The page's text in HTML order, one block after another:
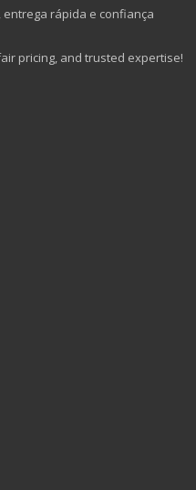
rápida e confiança
pricing, and trusted expertise!